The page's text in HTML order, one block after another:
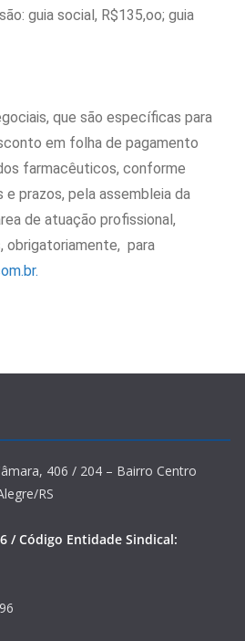
guia social, R$135,oo; guia
que são específicas para
em folha de pagamento
farmacêuticos, conforme
prazos, pela assembleia da
de atuação profissional,
obrigatoriamente, para
406 / 204 – Bairro Centro
RS
/ Código Entidade Sindical: